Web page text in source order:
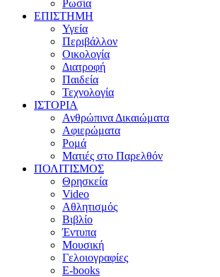
Ρωσία
ΕΠΙΣΤΗΜΗ
Υγεία
Περιβάλλον
Οικολογία
Διατροφή
Παιδεία
Τεχνολογία
ΙΣΤΟΡΙΑ
Ανθρώπινα Δικαιώματα
Αφιερώματα
Ρομά
Ματιές στο Παρελθόν
ΠΟΛΙΤΙΣΜΟΣ
Θρησκεία
Video
Αθλητισμός
Βιβλίο
Έντυπα
Μουσική
Γελοιογραφίες
E-books